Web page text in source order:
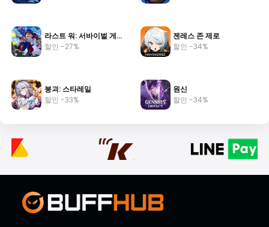
라스트 워: 서바이벌 게임/Last War
할인 -27%
젠레스 존 제로
할인 -34%
붕괴: 스타레일
할인 -33%
원신
할인 -34%